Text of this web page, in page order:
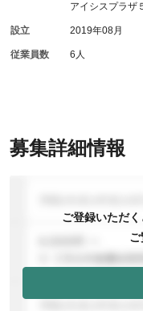
募集詳細情報
ご登録いただ
ご
アイシスプラザ
設立 2019年08月
従業員数 6人